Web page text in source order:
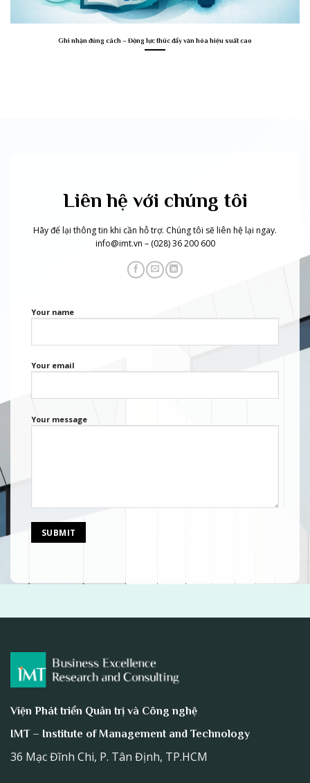
Ghi nhận đúng cách – Động lực thúc đẩy văn hóa hiệu suất cao
Liên hệ với chúng tôi
Hãy để lại thông tin khi cần hỗ trợ. Chúng tôi sẽ liên hệ lại ngay.
info@imt.vn – (028) 36 200 600
Your name
Your email
Your message
Viện Phát triển Quản trị và Công nghệ
IMT – Institute of Management and Technology
36 Mạc Đĩnh Chi, P. Tân Định, TP.HCM